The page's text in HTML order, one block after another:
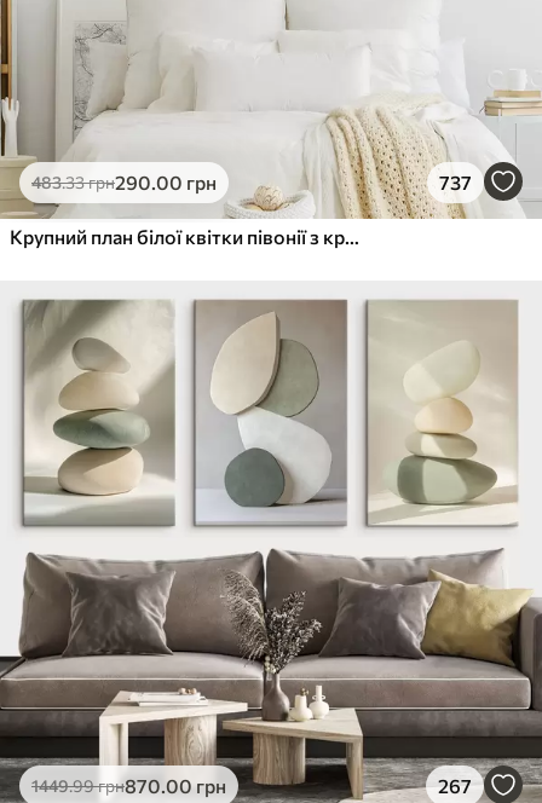
483.33грн290.00 грн 737
Крупний план білої квітки півонії з крапельками води на пелюстках на розмитому фоні
1449.99грн870.00 грн 267